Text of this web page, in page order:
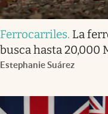
Ferrocarriles. La
busca hasta 20,000
Estephanie Suárez